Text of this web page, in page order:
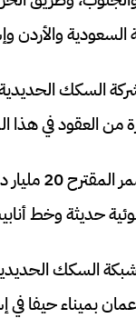
والأردن
السكك الحديدية
العقود في هذا
تبلغ
حديثة وخط
السكك